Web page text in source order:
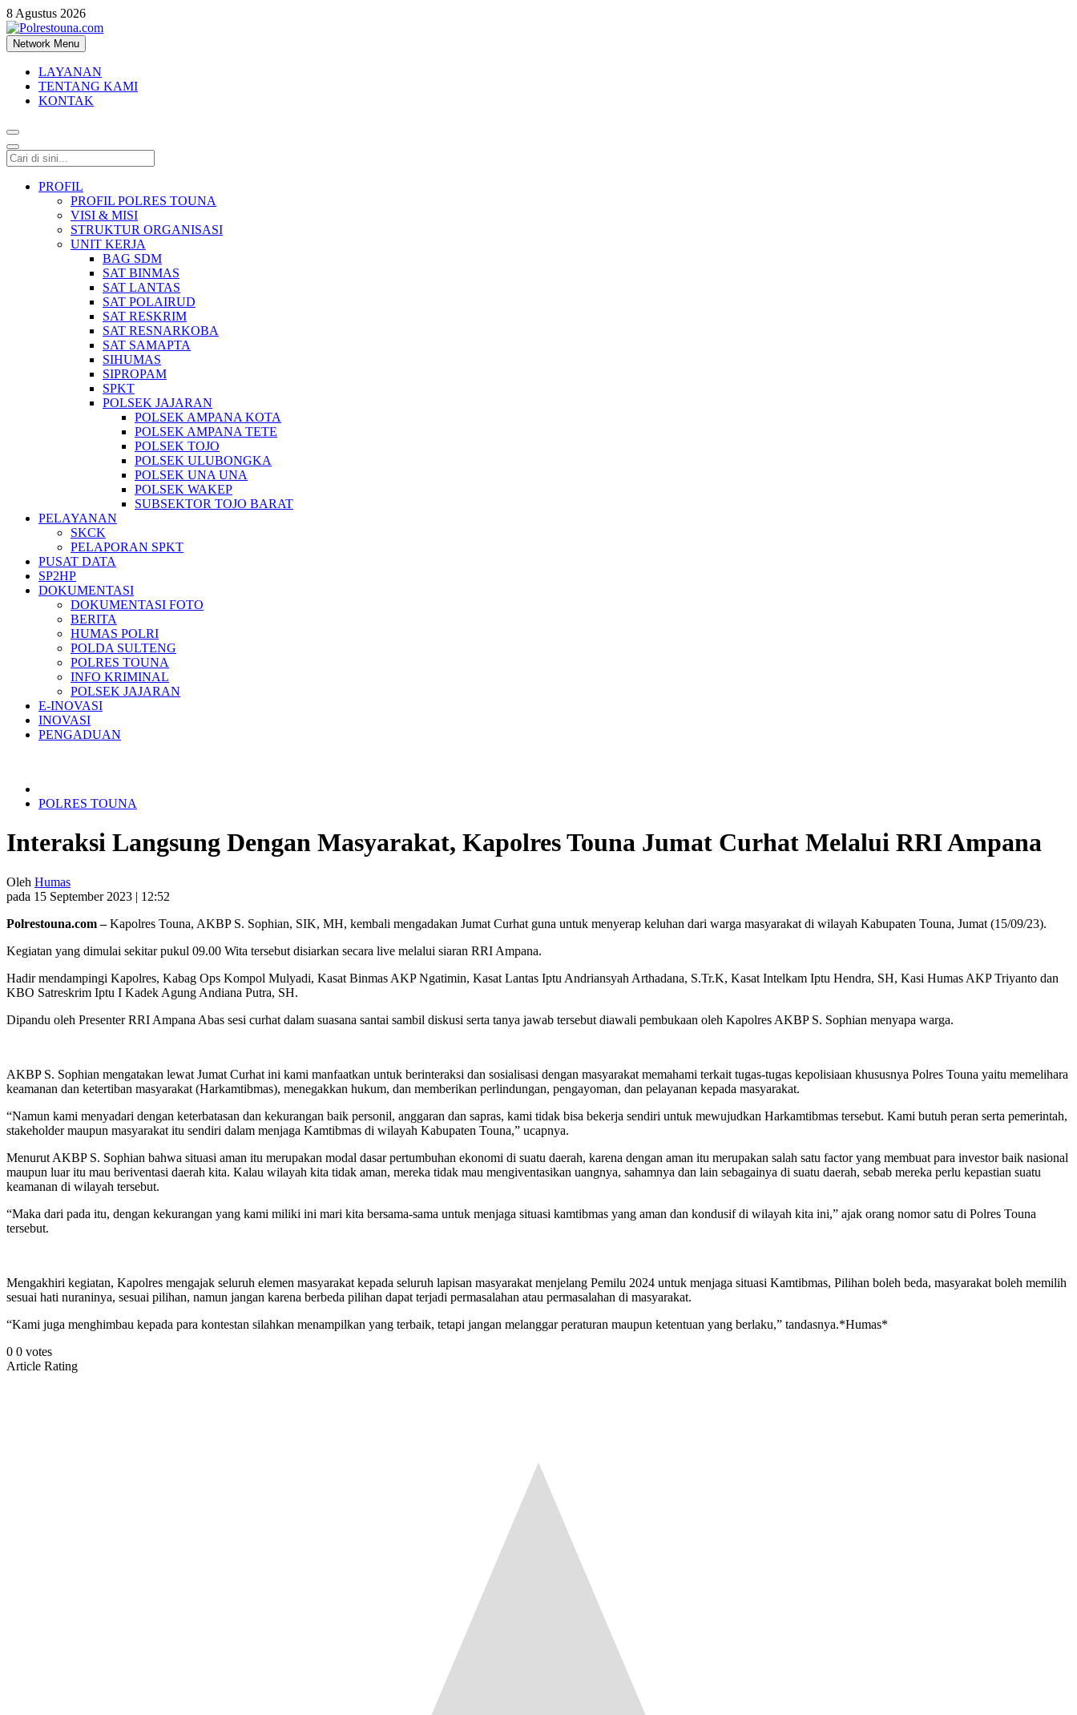
8 Agustus 2026
Polrestouna.com
Informasi Layanan Publik
Network Menu
LAYANAN
TENTANG KAMI
KONTAK
PROFIL
PROFIL POLRES TOUNA
VISI & MISI
STRUKTUR ORGANISASI
UNIT KERJA
BAG SDM
SAT BINMAS
SAT LANTAS
SAT POLAIRUD
SAT RESKRIM
SAT RESNARKOBA
SAT SAMAPTA
SIHUMAS
SIPROPAM
SPKT
POLSEK JAJARAN
POLSEK AMPANA KOTA
POLSEK AMPANA TETE
POLSEK TOJO
POLSEK ULUBONGKA
POLSEK UNA UNA
POLSEK WAKEP
SUBSEKTOR TOJO BARAT
PELAYANAN
SKCK
PELAPORAN SPKT
PUSAT DATA
SP2HP
DOKUMENTASI
DOKUMENTASI FOTO
BERITA
HUMAS POLRI
POLDA SULTENG
POLRES TOUNA
INFO KRIMINAL
POLSEK JAJARAN
E-INOVASI
INOVASI
PENGADUAN
POLRES TOUNA
Interaksi Langsung Dengan Masyarakat, Kapolres Touna Jumat Curhat Melalui RRI Ampana
Oleh Humas
pada 15 September 2023 | 12:52
Polrestouna.com –Kapolres Touna, AKBP S. Sophian, SIK, MH, kembali mengadakan Jumat Curhat guna untuk menyerap keluhan dari warga masyarakat di wilayah Kabupaten Touna, Jumat (15/09/23).
Kegiatan yang dimulai sekitar pukul 09.00 Wita tersebut disiarkan secara live melalui siaran RRI Ampana.
Hadir mendampingi Kapolres, Kabag Ops Kompol Mulyadi, Kasat Binmas AKP Ngatimin, Kasat Lantas Iptu Andriansyah Arthadana, S.Tr.K, Kasat Intelkam Iptu Hendra, SH, Kasi Humas AKP Triyanto dan
KBO Satreskrim Iptu I Kadek Agung Andiana Putra, SH.
Dipandu oleh Presenter RRI Ampana Abas sesi curhat dalam suasana santai sambil diskusi serta tanya jawab tersebut diawali pembukaan oleh Kapolres AKBP S. Sophian menyapa warga.
AKBP S. Sophian mengatakan lewat Jumat Curhat ini kami manfaatkan untuk berinteraksi dan sosialisasi dengan masyarakat memahami terkait tugas-tugas kepolisiaan khususnya Polres Touna yaitu memelihara
keamanan dan ketertiban masyarakat (Harkamtibmas), menegakkan hukum, dan memberikan perlindungan, pengayoman, dan pelayanan kepada masyarakat.
“Namun kami menyadari dengan keterbatasan dan kekurangan baik personil, anggaran dan sapras, kami tidak bisa bekerja sendiri untuk mewujudkan Harkamtibmas tersebut. Kami butuh peran serta pemerintah,
stakeholder maupun masyarakat itu sendiri dalam menjaga Kamtibmas di wilayah Kabupaten Touna,” ucapnya.
Menurut AKBP S. Sophian bahwa situasi aman itu merupakan modal dasar pertumbuhan ekonomi di suatu daerah, karena dengan aman itu merupakan salah satu factor yang membuat para investor baik nasional
maupun luar itu mau beriventasi daerah kita. Kalau wilayah kita tidak aman, mereka tidak mau mengiventasikan uangnya, sahamnya dan lain sebagainya di suatu daerah, sebab mereka perlu kepastian suatu
keamanan di wilayah tersebut.
“Maka dari pada itu, dengan kekurangan yang kami miliki ini mari kita bersama-sama untuk menjaga situasi kamtibmas yang aman dan kondusif di wilayah kita ini,” ajak orang nomor satu di Polres Touna
tersebut.
Mengakhiri kegiatan, Kapolres mengajak seluruh elemen masyarakat kepada seluruh lapisan masyarakat menjelang Pemilu 2024 untuk menjaga situasi Kamtibmas, Pilihan boleh beda, masyarakat boleh memilih
sesuai hati nuraninya, sesuai pilihan, namun jangan karena berbeda pilihan dapat terjadi permasalahan atau permasalahan di masyarakat.
“Kami juga menghimbau kepada para kontestan silahkan menampilkan yang terbaik, tetapi jangan melanggar peraturan maupun ketentuan yang berlaku,” tandasnya.*Humas*
0 0 votes
Article Rating